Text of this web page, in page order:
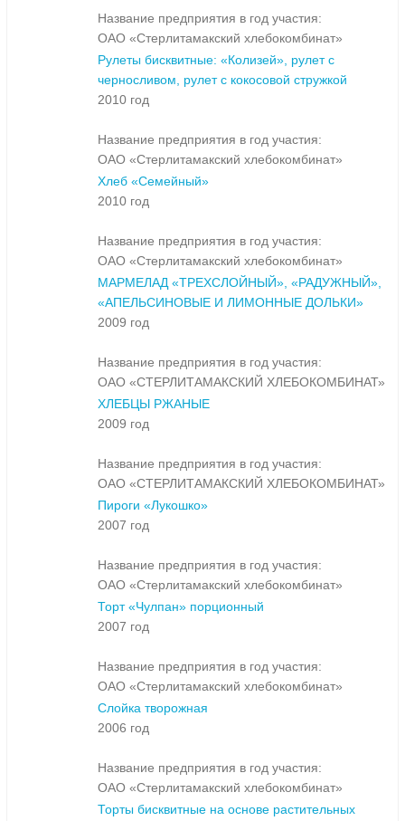
Название предприятия в год участия:
ОАО «Стерлитамакский хлебокомбинат»
Рулеты бисквитные: «Колизей», рулет с
черносливом, рулет с кокосовой стружкой
2010 год
Название предприятия в год участия:
ОАО «Стерлитамакский хлебокомбинат»
Хлеб «Семейный»
2010 год
Название предприятия в год участия:
ОАО «Стерлитамакский хлебокомбинат»
МАРМЕЛАД «ТРЕХСЛОЙНЫЙ», «РАДУЖНЫЙ»,
«АПЕЛЬСИНОВЫЕ И ЛИМОННЫЕ ДОЛЬКИ»
2009 год
Название предприятия в год участия:
ОАО «СТЕРЛИТАМАКСКИЙ ХЛЕБОКОМБИНАТ»
ХЛЕБЦЫ РЖАНЫЕ
2009 год
Название предприятия в год участия:
ОАО «СТЕРЛИТАМАКСКИЙ ХЛЕБОКОМБИНАТ»
Пироги «Лукошко»
2007 год
Название предприятия в год участия:
ОАО «Стерлитамакский хлебокомбинат»
Торт «Чулпан» порционный
2007 год
Название предприятия в год участия:
ОАО «Стерлитамакский хлебокомбинат»
Слойка творожная
2006 год
Название предприятия в год участия:
ОАО «Стерлитамакский хлебокомбинат»
Торты бисквитные на основе растительных